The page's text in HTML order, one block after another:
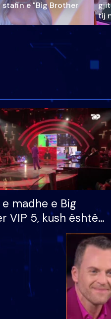
e "Big Brother
tij
e madhe e Big
VIP 5, kush është
i parë që lë shtëpinë
mundësinë për
çmimin e madh